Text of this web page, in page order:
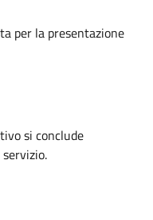
per la presentazione
si conclude